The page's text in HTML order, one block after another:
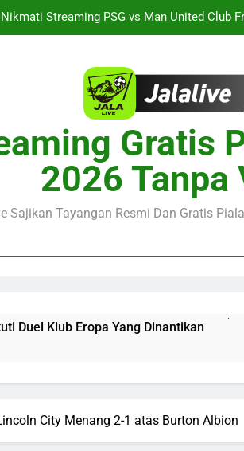
Streaming Singapura vs Indonesia Piala
Streaming Jalalive Barcelona vs Nottingham
Nikmati Streaming PSG vs Man United Club
Streaming Singapura vs Indonesia Piala
Jalalive Aston Villa vs Bayern Club Friendly
Gratis
2026 Tanpa
Sajikan Tayangan Resmi Dan Gratis
Dinantikan Nikmati
City Menang 2-1 atas Burton Albion